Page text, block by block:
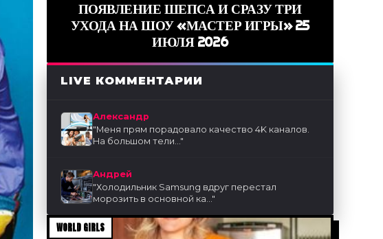
ПОЯВЛЕНИЕ ШЕПСА И СРАЗУ ТРИ
УХОДА НА ШОУ «МАСТЕР ИГРЫ» 25
ИЮЛЯ 2026
LIVE КОММЕНТАРИИ
Александр
"Меня прям порадовало качество 4K каналов.
На большом тели..."
Андрей
"Холодильник Samsung вдруг перестал
морозить в основной ка..."
WORLD GIRLS